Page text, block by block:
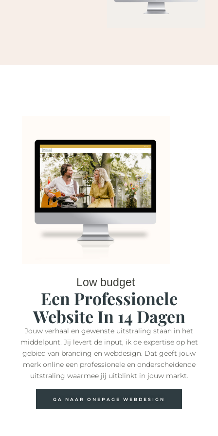
Low budget
Een Professionele
Website In 14 Dagen
Jouw verhaal en gewenste uitstraling staan in het
middelpunt. Jij levert de input, ik de expertise op het
gebied van branding en webdesign. Dat geeft jouw
merk online een professionele en onderscheidende
uitstraling waarmee jij uitblinkt in jouw markt.
GA NAAR ONEPAGE WEBDESIGN